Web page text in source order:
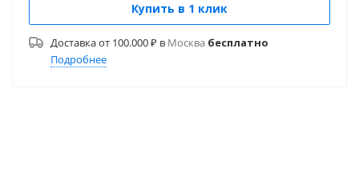
Купить в 1 клик
Доставка от 100.000 ₽ в Москва бесплатно
Подробнее